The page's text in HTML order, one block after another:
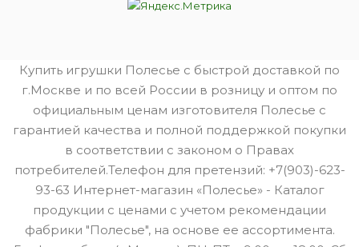
Купить игрушки Полесье с быстрой доставкой по
г.Москве и по всей России в розницу и оптом по
официальным ценам изготовителя Полесье с
гарантией качества и полной поддержкой покупки
в соответствии с законом о Правах
потребителей.Телефон для претензий: +7(903)-623-
93-63 Интернет-магазин «Полесье» - Каталог
продукции с ценами с учетом рекомендации
фабрики "Полесье", на основе ее ассортимента.